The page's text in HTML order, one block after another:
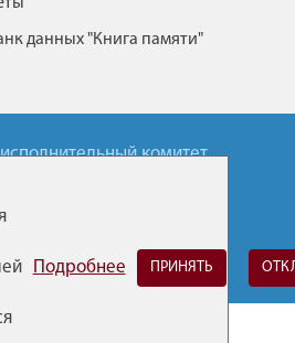
данных "Книга памяти"
комитет
связь Горячие линии
Подробнее ПРИНЯТЬ